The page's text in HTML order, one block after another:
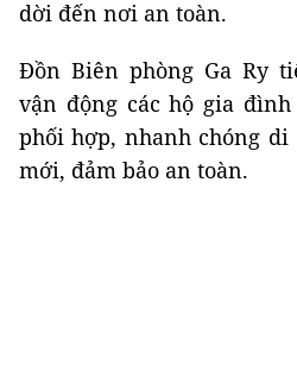
dời đến nơi an toàn.
Đồn Biên phòng Ga Ry
vận động các hộ gia
phối hợp, nhanh chóng
mới, đảm bảo an toàn.